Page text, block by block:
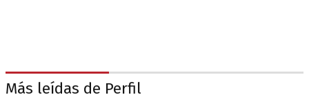
Más leídas de Perfil